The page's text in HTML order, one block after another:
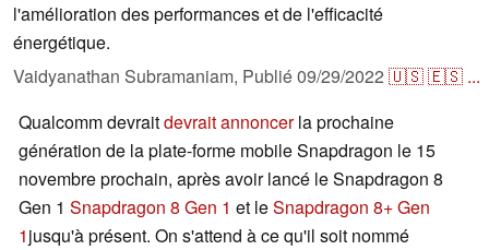
l'amélioration des performances et de l'efficacité
énergétique.
Vaidyanathan Subramaniam, Publié09/29/2022 🇺🇸🇪🇸 ...
Qualcomm devraitdevrait annoncerla prochaine
génération de la plate-forme mobile Snapdragon le 15
novembre prochain, après avoir lancé le Snapdragon 8
Gen 1 Snapdragon 8 Gen 1 et leSnapdragon 8+ Gen
1jusqu'à présent. On s'attend à ce qu'il soit nommé